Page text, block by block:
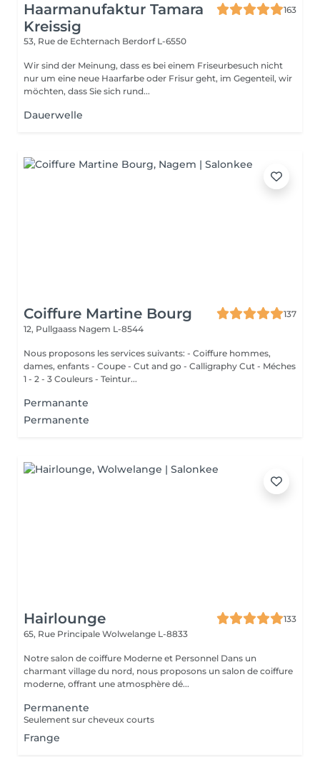
Haarmanufaktur Tamara
Kreissig
163
53, Rue de Echternach Berdorf L-6550
Wir sind der Meinung, dass es bei einem Friseurbesuch nicht
nur um eine neue Haarfarbe oder Frisur geht, im Gegenteil, wir
möchten, dass Sie sich rund...
Dauerwelle
Coiffure Martine Bourg
137
12, Pullgaass Nagem L-8544
Nous proposons les services suivants: - Coiffure hommes,
dames, enfants - Coupe - Cut and go - Calligraphy Cut - Méches
1 - 2 - 3 Couleurs - Teintur...
Permanante
Permanente
Hairlounge
133
65, Rue Principale Wolwelange L-8833
Notre salon de coiffure Moderne et Personnel Dans un
charmant village du nord, nous proposons un salon de coiffure
moderne, offrant une atmosphère dé...
Permanente
Seulement sur cheveux courts
Frange